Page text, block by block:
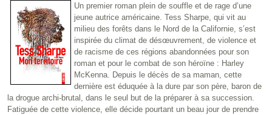
Un premier roman plein de souffle et de rage d’une
jeune autrice américaine. Tess Sharpe, qui vit au
milieu des forêts dans le Nord de la Californie, s’est
inspirée du climat de désœuvrement, de violence et
de racisme de ces régions abandonnées pour son
roman et pour le combat de son héroïne : Harley
McKenna. Depuis le décès de sa maman, cette
dernière est éduquée à la dure par son père, baron de
la drogue archi-brutal, dans le seul but de la préparer à sa succession.
Fatiguée de cette violence, elle décide pourtant un beau jour de prendre